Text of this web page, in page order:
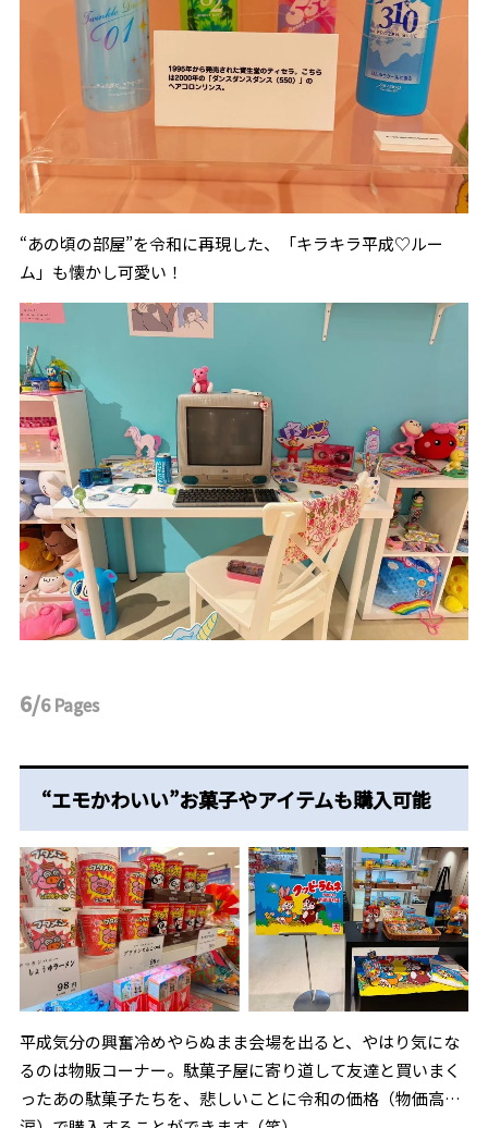
“あの頃の部屋”を令和に再現した、「キラキラ平成♡ルー
ム」も懐かし可愛い！
6/6Pages
“エモかわいい”お菓子やアイテムも購入可能
平成気分の興奮冷めやらぬまま会場を出ると、やはり気にな
るのは物販コーナー。駄菓子屋に寄り道して友達と買いまく
ったあの駄菓子たちを、悲しいことに令和の価格（物価高…